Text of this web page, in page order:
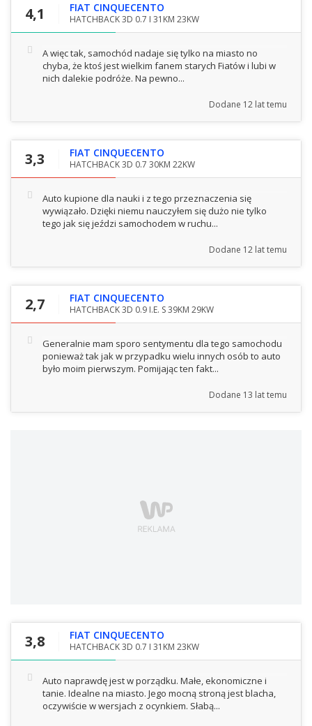
4,1 FIAT CINQUECENTO
HATCHBACK 3D 0.7 I 31KM 23KW
A więc tak, samochód nadaje się tylko na miasto no
chyba, że ktoś jest wielkim fanem starych Fiatów i lubi w
nich dalekie podróże. Na pewno...
Dodane 12 lat temu
3,3 FIAT CINQUECENTO
HATCHBACK 3D 0.7 30KM 22KW
Auto kupione dla nauki i z tego przeznaczenia się
wywiązało. Dzięki niemu nauczyłem się dużo nie tylko
tego jak się jeździ samochodem w ruchu...
Dodane 12 lat temu
2,7 FIAT CINQUECENTO
HATCHBACK 3D 0.9 I.E. S 39KM 29KW
Generalnie mam sporo sentymentu dla tego samochodu
ponieważ tak jak w przypadku wielu innych osób to auto
było moim pierwszym. Pomijając ten fakt...
Dodane 13 lat temu
3,8 FIAT CINQUECENTO
HATCHBACK 3D 0.7 I 31KM 23KW
Auto naprawdę jest w porządku. Małe, ekonomiczne i
tanie. Idealne na miasto. Jego mocną stroną jest blacha,
oczywiście w wersjach z ocynkiem. Słabą...